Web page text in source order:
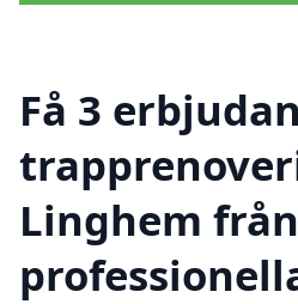
Få 3
Linghem från